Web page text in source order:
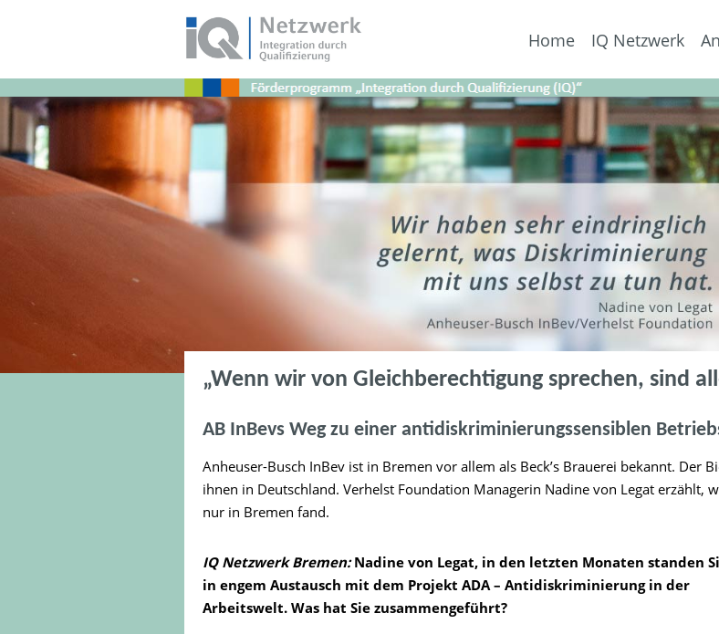
Home IQ Netzwerk
„Wenn wir von Gleichberechtigung sprechen, sind
AB InBevs Weg zu einer antidiskriminierungssensiblen
Anheuser-Busch InBev ist in Bremen vor allem als Beck’s Brauerei bekannt. Der
ihnen in Deutschland. Verhelst Foundation Managerin Nadine von Legat erzählt,
nur in Bremen fand.
IQ Netzwerk Bremen: Nadine von Legat, in den letzten Monaten standen
in engem Austausch mit dem Projekt ADA – Antidiskriminierung in der
Arbeitswelt. Was hat Sie zusammengeführt?